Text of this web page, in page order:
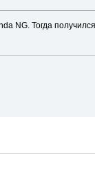
NG. Тогда